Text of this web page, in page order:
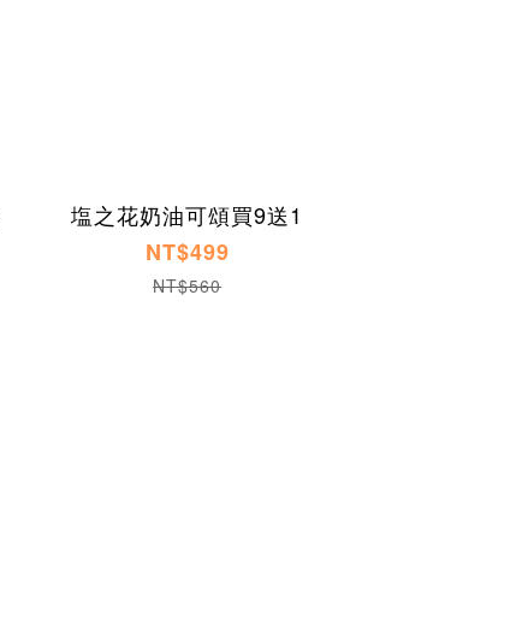
塩之花奶油可頌買9送1
NT$499
NT$560